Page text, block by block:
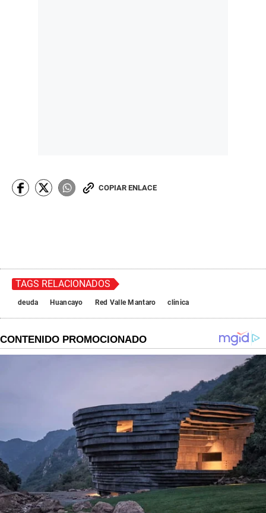
COPIAR ENLACE
TAGS RELACIONADOS
deuda Huancayo Red Valle Mantaro clinica